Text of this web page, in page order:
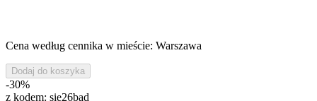
Cena według cennika w mieście: Warszawa
Dodaj do koszyka
-30%
z kodem: sie26bad